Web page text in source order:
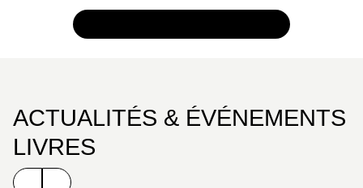
ACTUALITÉS & ÉVÉNEMENTS
LIVRES